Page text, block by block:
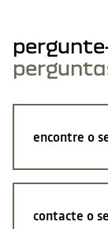
encontre o
contacte o